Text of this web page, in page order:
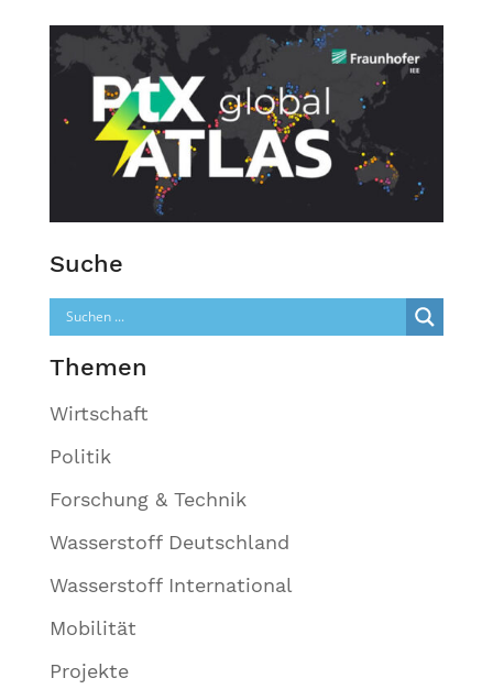
Suche
Themen
Wirtschaft
Politik
Forschung & Technik
Wasserstoff Deutschland
Wasserstoff International
Mobilität
Projekte